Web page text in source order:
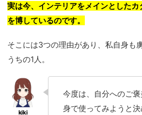
実は今、インテリアをメインとした
を博しているのです。
そこには3つの理由があり、私自身も
うちの1人。
今度は、自分へのご
身で使ってみようと決